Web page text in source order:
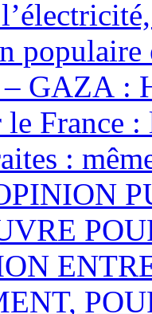
populaire
GAZA :
France :
: